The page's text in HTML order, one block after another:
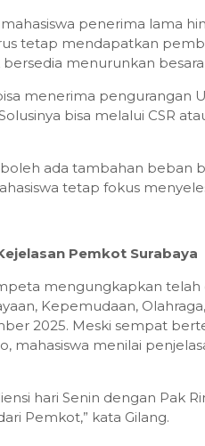
penerima lama
tetap mendapatkan
menurunkan
menerima pengurangan
bisa melalui CSR
ada tambahan beban
tetap fokus
Pemkot Surabaya
mengungkapkan telah
Kepemudaan,
2025. Meski sempat
mahasiswa menilai
hari Senin dengan Pak
Pemkot,” kata Gilang.